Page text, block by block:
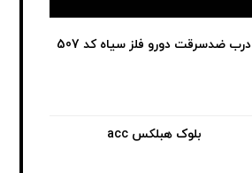
درب ضدسرقت دورو فلز سیاه کد 507
بلوک هبلکس acc